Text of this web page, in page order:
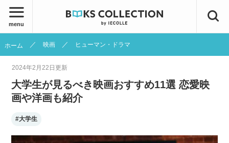
menu
ホーム 映画 ヒューマン・ドラマ
2024年2月22日更新
大学生が見るべき映画おすすめ11選 恋愛映
画や洋画も紹介
#大学生